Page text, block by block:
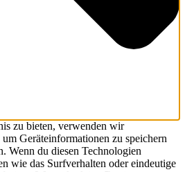
zu bieten, verwenden wir
Geräteinformationen zu speichern
Wenn du diesen Technologien
wie das Surfverhalten oder eindeutige